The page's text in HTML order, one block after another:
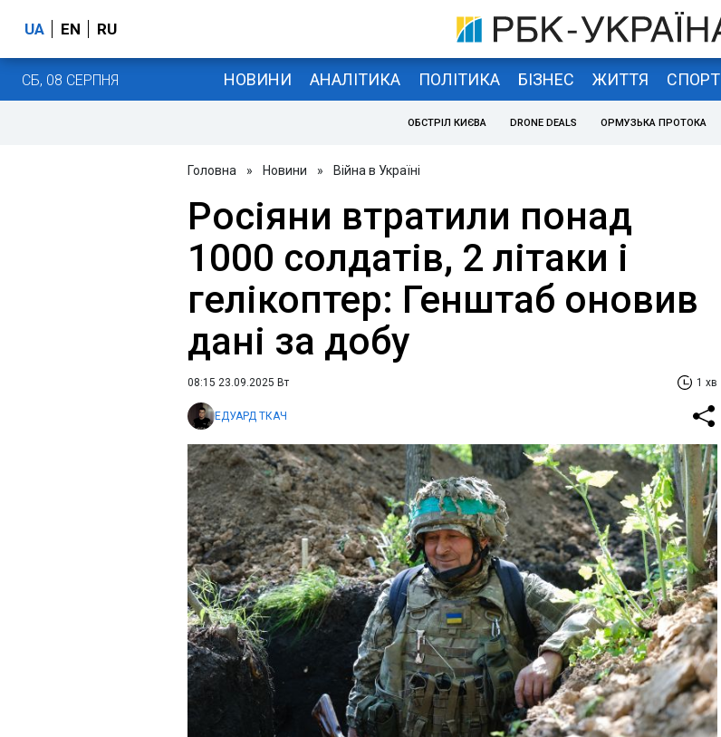
UA EN RU
СБ, 08 СЕРПНЯ НОВИНИ АНАЛІТИКА ПОЛІТИКА БІЗНЕС ЖИТТЯ СПОРТ
ОБСТРІЛ КИЄВА DRONE DEALS ОРМУЗЬКА ПРОТОКА
Головна » Новини » Війна в Україні
Росіяни втратили понад
1000 солдатів, 2 літаки і
гелікоптер: Генштаб оновив
дані за добу
08:15 23.09.2025 Вт 1 хв
ЕДУАРД ТКАЧ